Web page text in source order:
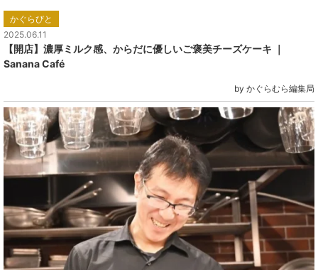
かぐらびと
2025.06.11
【開店】濃厚ミルク感、からだに優しいご褒美チーズケーキ ｜
Sanana Café
by かぐらむら編集局